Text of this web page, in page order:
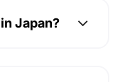
Japan?